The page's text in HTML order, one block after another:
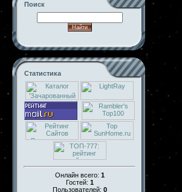
Поиск
Статистика
Онлайн всего: 1
Гостей: 1
Пользователей: 0